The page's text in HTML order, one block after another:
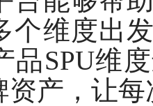
个维度出
品SPU维
资产，让